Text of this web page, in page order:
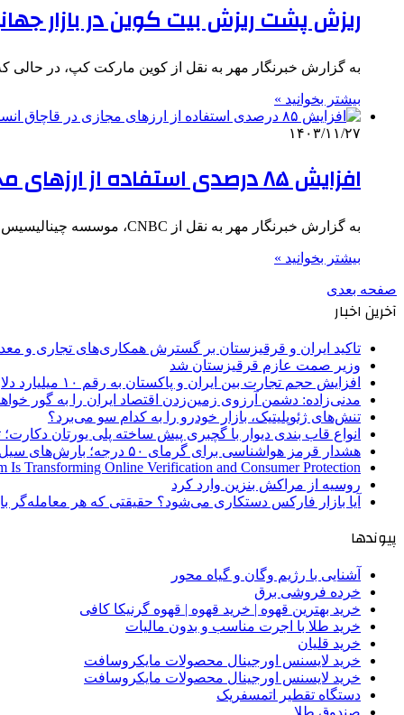
ریزش پشت ریزش بیت کوین در بازار
به گزارش خبرنگار مهر به نقل از کوین مارکت کپ، در حالی
بیشتر بخوانید »
۱۴۰۳/۱۱/۲۷
افزایش ۸۵ درصدی استفاده از ارزهای مجازی در قاچاق انسان
به گزارش خبرنگار مهر به نقل از CNBC، موسسه چینالیسیس اخیرا گزارش داده که مطالعات نشان می‌دهد که در سال…
بیشتر بخوانید »
صفحه بعدی
آخرین اخبار
تاکید ایران و قرقیزستان بر گسترش همکاری‌های تجاری و
وزیر صمت عازم قرقیزستان شد
افزایش حجم تجارت بین ایران و پاکستان به رقم ۱۰ میلیارد دلار
مدنی‌زاده: دشمن آرزوی زمین‌زدن اقتصاد ایران را به گور
تنش‌های ژئوپلیتیک، بازار خودرو را به کدام سو می‌برد؟
انواع قاب بندی دیوار با گچبری پیش ساخته پلی یورتان
هشدار قرمز هواشناسی برای گرمای ۵۰ درجه؛ بارش‌های سیل‌آسا در ۳ استان
Transforming Online Verification and Consumer Protection
روسیه از مراکش بنزین وارد کرد
آیا بازار فارکس دستکاری می‌شود؟ حقیقتی که هر معامله‌گر
پیوندها
آشنایی با رژیم وگان و گیاه محور
خرده فروشی برق
خرید بهترین قهوه | خرید قهوه | قهوه گرنیکا کافی
خرید طلا با اجرت مناسب و بدون مالیات
خرید قلیان
خرید لایسنس اورجینال محصولات مایکروسافت
خرید لایسنس اورجینال محصولات مایکروسافت
دستگاه تقطیر اتمسفریک
صندوق طلا